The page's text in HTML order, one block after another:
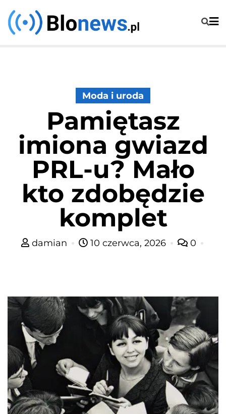
Skip
to
Moda i uroda
Pamiętasz
imiona gwiazd
PRL-u? Mało
kto zdobędzie
komplet
damian 10 czerwca, 2026 0